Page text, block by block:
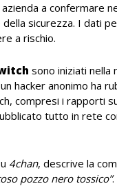
a confermare
sicurezza. I dati
a rischio.
sono iniziati nella
hacker anonimo ha
compresi i rapporti
tutto in rete
4chan, descrive la
pozzo nero tossico”